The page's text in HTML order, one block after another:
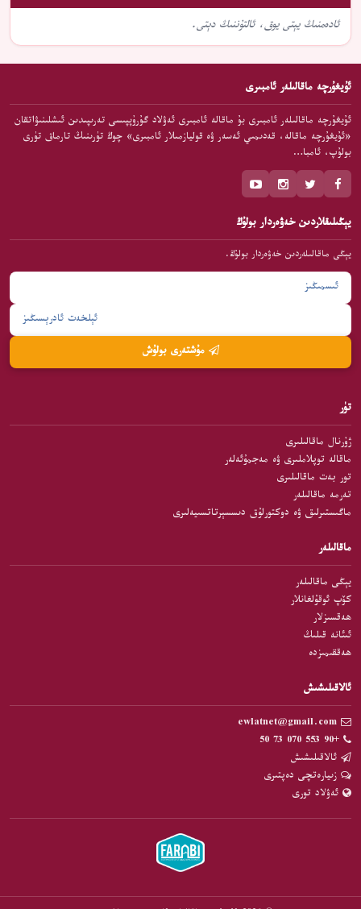
ئادەمنىڭ يېتى يوق، ئالتۇننىڭ دېتى.
ئۇيغۇرچە ماقالىلەر ئامبىرى
ئۇيغۇرچە ماقالىلەر ئامبىرى بۇ ماقالە ئامبىرى ئەۋلاد گۇرۇپپىسى تەرىپىدىن ئىشلىنىۋاتقان
«ئۇيغۇرچە ماقالە، قەدىمىي ئەسەر ۋە قوليازمىلار ئامبىرى» چوڭ تۈرىنىڭ تارماق تۈرى
بولۇپ، ئامبا…
يېڭىلىقلاردىن خەۋەردار بولۇڭ
يېڭى ماقالىلەردىن خەۋەردار بولۇڭ.
تۈر
ژۇرنال ماقالىلىرى
ماقالە توپلاملىرى ۋە مەجمۇئەلەر
تور بەت ماقالىلىرى
تەرمە ماقالىلەر
ماگىستىرلىق ۋە دوكتورلۇق دىسسېرتاتسىيەلىرى
ماقالىلەر
يېڭى ماقالىلەر
كۆپ ئوقۇلغانلار
ھەقسىزلار
ئىئانە قىلىڭ
ھەققىمىزدە
ئالاقىلىشىش
+90 553 070 73 50
ئالاقىلىشىش
زىيارەتچى دەپتىرى
ئەۋلاد تورى